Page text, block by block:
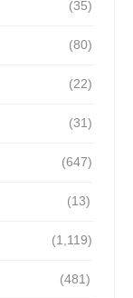
(35)
(80)
(22)
(31)
(647)
(13)
(1,119)
(481)